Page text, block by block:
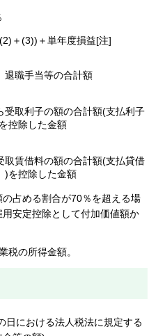
＋(3))＋単年度損益[注]
退職手当等の合計額
受取利子の額の合計額(支払利子
控除した金額
取賃借料の額の合計額(支払貸借
)を控除した金額
占める割合が70％を超える場
安定控除として付加価値額か
税の所得金額。
日における法人税法に規定する